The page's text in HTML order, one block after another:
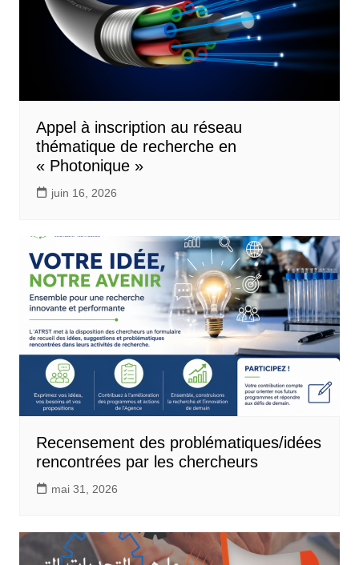
Appel à inscription au réseau
thématique de recherche en
« Photonique »
juin 16, 2026
Recensement des problématiques/idées
rencontrées par les chercheurs
mai 31, 2026